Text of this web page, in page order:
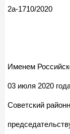
2а-1710/2020
Именем
03 июля 2020
Советский